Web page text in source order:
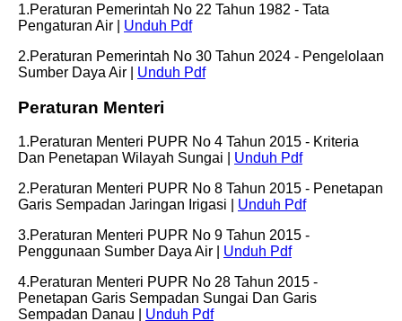
1.Peraturan Pemerintah No 22 Tahun 1982 - Tata
Pengaturan Air | Unduh Pdf
2.Peraturan Pemerintah No 30 Tahun 2024 - Pengelolaan
Sumber Daya Air | Unduh Pdf
Peraturan Menteri
1.Peraturan Menteri PUPR No 4 Tahun 2015 - Kriteria
Dan Penetapan Wilayah Sungai | Unduh Pdf
2.Peraturan Menteri PUPR No 8 Tahun 2015 - Penetapan
Garis Sempadan Jaringan Irigasi | Unduh Pdf
3.Peraturan Menteri PUPR No 9 Tahun 2015 -
Penggunaan Sumber Daya Air | Unduh Pdf
4.Peraturan Menteri PUPR No 28 Tahun 2015 -
Penetapan Garis Sempadan Sungai Dan Garis
Sempadan Danau | Unduh Pdf